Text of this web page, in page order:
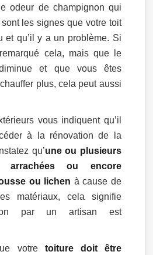
odeur de champignon qui
sont les signes que votre toit
et qu’il y a un problème. Si
cela, mais que le
et que vous êtes
plus, cela peut aussi
vous indiquent qu’il
à la rénovation de la
qu’une ou plusieurs
ou encore
ou lichen à cause de
matériaux, cela signifie
par un artisan est
votre toiture doit être